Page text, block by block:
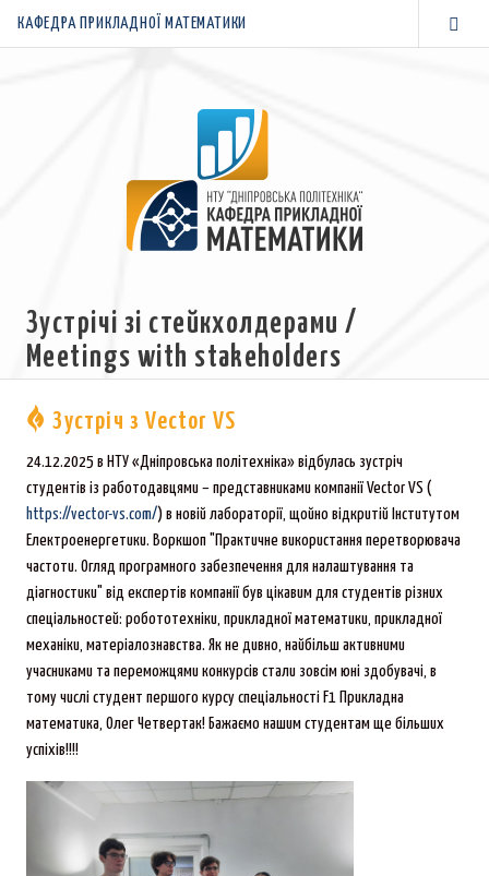
КАФЕДРА ПРИКЛАДНОЇ МАТЕМАТИКИ
Зустрічі зі стейкхолдерами /
Meetings with stakeholders
Зустріч з Vector VS
24.12.2025 в НТУ «Дніпровська політехніка» відбулась зустріч
студентів із работодавцями – представниками компанії Vector VS (
https://vector-vs.com/) в новій лабораторії, щойно відкритій Інститутом
Електроенергетики. Воркшоп "Практичне використання перетворювача
частоти. Огляд програмного забезпечення для налаштування та
діагностики" від експертів компанії був цікавим для студентів різних
спеціальностей: робототехніки, прикладної математики, прикладної
механіки, матеріалознавства. Як не дивно, найбільш активними
учасниками та переможцями конкурсів стали зовсім юні здобувачі, в
тому числі студент першого курсу спеціальності F1 Прикладна
математика, Олег Четвертак! Бажаємо нашим студентам ще більших
успіхів!!!!